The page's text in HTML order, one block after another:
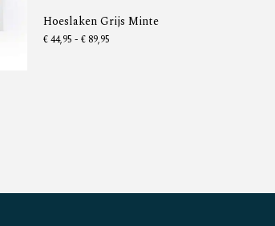
Hoeslaken Grijs Minte
€44,95 - € 89,95